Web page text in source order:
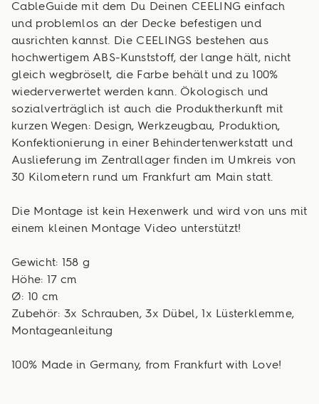
CableGuide mit dem Du Deinen CEELING einfach
und problemlos an der Decke befestigen und
ausrichten kannst. Die CEELINGS bestehen aus
hochwertigem ABS-Kunststoff, der lange hält, nicht
gleich wegbröselt, die Farbe behält und zu 100%
wiederverwertet werden kann. Ökologisch und
sozialverträglich ist auch die Produktherkunft mit
kurzen Wegen: Design, Werkzeugbau, Produktion,
Konfektionierung in einer Behindertenwerkstatt und
Auslieferung im Zentrallager finden im Umkreis von
30 Kilometern rund um Frankfurt am Main statt.
Die Montage ist kein Hexenwerk und wird von uns mit
einem kleinen Montage Video unterstützt!
Gewicht: 158 g
Höhe: 17 cm
Ø: 10 cm
Zubehör: 3x Schrauben, 3x Dübel, 1x Lüsterklemme,
Montageanleitung
100% Made in Germany, from Frankfurt with Love!